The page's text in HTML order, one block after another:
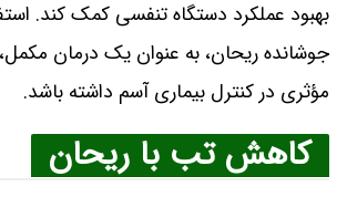
بهبود عملکرد دستگاه تنفسی کمک کند.
جوشانده ریحان، به عنوان یک درمان
مؤثری در کنترل بیماری آسم داشته باشد.
کاهش تب با ریحان